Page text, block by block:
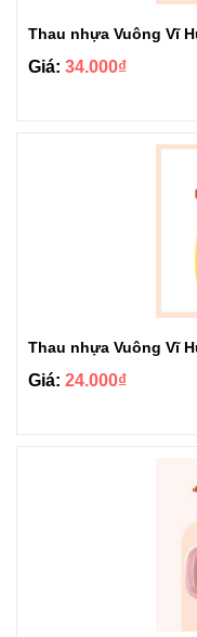
Thau nhựa Vuông Vĩ
Giá: 34.000₫
Thau nhựa Vuông Vĩ
Giá: 24.000₫